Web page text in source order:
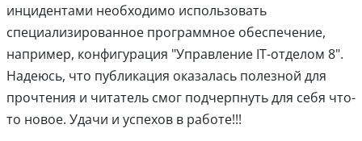
инцидентами необходимо использовать
специализированное программное обеспечение,
например, конфигурация "Управление IT-отделом 8".
Надеюсь, что публикация оказалась полезной для
прочтения и читатель смог подчерпнуть для себя что-
то новое. Удачи и успехов в работе!!!